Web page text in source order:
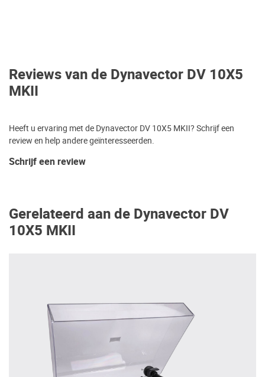
Reviews van de Dynavector DV 10X5
MKII
Heeft u ervaring met de Dynavector DV 10X5 MKII? Schrijf een
review en help andere geïnteresseerden.
Schrijf een review
Gerelateerd aan de Dynavector DV
10X5 MKII